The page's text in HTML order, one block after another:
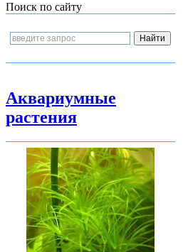
Поиск по сайту
Аквариумные
растения